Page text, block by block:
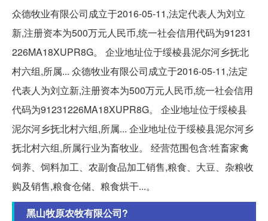
众德牧业有限公司成立于2016-05-11,法定代表人为刘立
新,注册资本为500万元人民币,统一社会信用代码为91231
226MA18XUPR8G。 企业地址位于绥棱县泥尔河乡抚北
村六组,所属... 众德牧业有限公司成立于2016-05-11,法定
代表人为刘立新,注册资本为500万元人民币,统一社会信用
代码为91231226MA18XUPR8G。 企业地址位于绥棱县
泥尔河乡抚北村六组,所属... 企业地址位于绥棱县泥尔河乡
抚北村六组,所属行业为畜牧业。 经营范围包含:牲畜家禽
饲养、饲料加工、农副食品加工销售,粮食、大豆、杂粮收
购及销售,粮食仓储、粮食烘干...。
黑山牧原农牧有限公司?